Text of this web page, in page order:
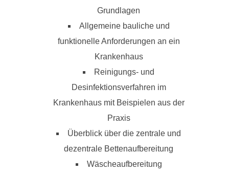
Grundlagen
Allgemeine bauliche und
funktionelle Anforderungen an ein
Krankenhaus
Reinigungs- und
Desinfektionsverfahren im
Krankenhaus mit Beispielen aus der
Praxis
Überblick über die zentrale und
dezentrale Bettenaufbereitung
Wäscheaufbereitung